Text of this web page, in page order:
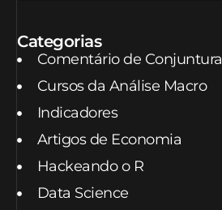
Categorias
Comentário de Conjuntura
Cursos da Análise Macro
Indicadores
Artigos de Economia
Hackeando o R
Data Science